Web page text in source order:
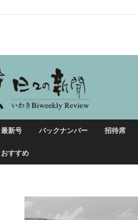
の新聞
最新号 バックナンバー 招待席
おすすめ